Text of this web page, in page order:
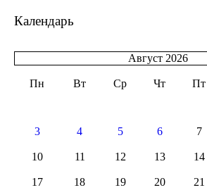
Календарь
Август 2026
Пн Вт Ср Чт Пт
3 4 5 6 7
10 11 12 13 14
17 18 19 20 21